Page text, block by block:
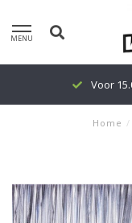
MENU
Voor
Home /